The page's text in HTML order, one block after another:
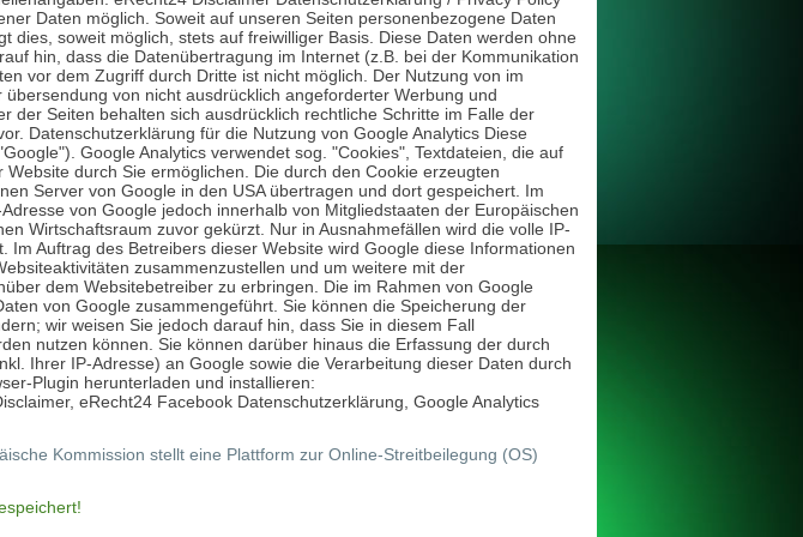
Daten möglich. Soweit auf unseren Seiten personenbezogene Daten
soweit möglich, stets auf freiwilliger Basis. Diese Daten werden ohne
hin, dass die Datenübertragung im Internet (z.B. bei der Kommunikation
vor dem Zugriff durch Dritte ist nicht möglich. Der Nutzung von im
von nicht ausdrücklich angeforderter Werbung und
der Seiten behalten sich ausdrücklich rechtliche Schritte im Falle der
Datenschutzerklärung für die Nutzung von Google Analytics Diese
Google Analytics verwendet sog. "Cookies", Textdateien, die auf
durch Sie ermöglichen. Die durch den Cookie erzeugten
Server von Google in den USA übertragen und dort gespeichert. Im
von Google jedoch innerhalb von Mitgliedstaaten der Europäischen
Wirtschaftsraum zuvor gekürzt. Nur in Ausnahmefällen wird die volle IP-
Auftrag des Betreibers dieser Website wird Google diese Informationen
zusammenzustellen und um weitere mit der
dem Websitebetreiber zu erbringen. Die im Rahmen von Google
von Google zusammengeführt. Sie können die Speicherung der
wir weisen Sie jedoch darauf hin, dass Sie in diesem Fall
nutzen können. Sie können darüber hinaus die Erfassung der durch
Ihrer IP-Adresse) an Google sowie die Verarbeitung dieser Daten durch
Plugin herunterladen und installieren:
eRecht24 Facebook Datenschutzerklärung, Google Analytics
Kommission stellt eine Plattform zur Online-Streitbeilegung (OS)